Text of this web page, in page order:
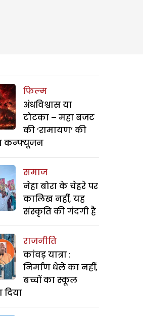
फिल्म
अंधविश्वास या
टोटका – महा बजट
की ‘रामायण’ की
कन्फ्यूजन
समाज
नेहा बोरा के चेहरे पर
कालिख नहीं, यह
संस्कृति की गंदगी है
राजनीति
कांवड़ यात्रा :
निर्माण धेले का नहीं,
बच्चों का स्कूल
दिया